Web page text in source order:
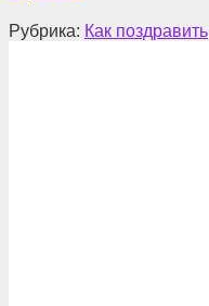
Рубрика: Как поздравить